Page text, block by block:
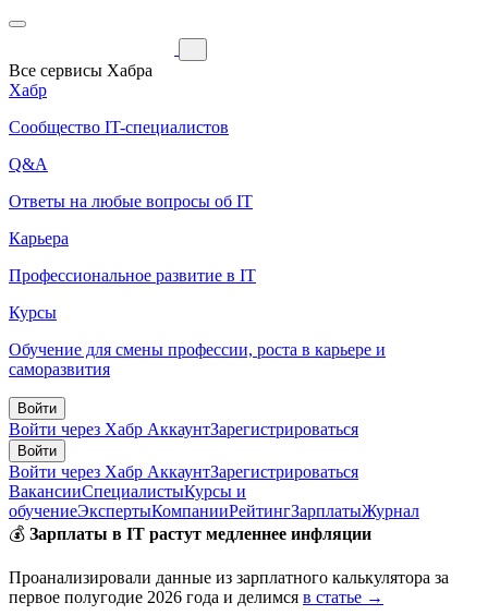
Все сервисы Хабра
Хабр
Сообщество IT-специалистов
Q&A
Ответы на любые вопросы об IT
Карьера
Профессиональное развитие в IT
Курсы
Обучение для смены профессии, роста в карьере и
саморазвития
Войти
Войти через Хабр АккаунтЗарегистрироваться
Войти
Войти через Хабр АккаунтЗарегистрироваться
ВакансииСпециалистыКурсы и
обучениеЭкспертыКомпанииРейтингЗарплатыЖурнал
💰 Зарплаты в IT растут медленнее инфляции
Проанализировали данные из зарплатного калькулятора за
первое полугодие 2026 года и делимся в статье →